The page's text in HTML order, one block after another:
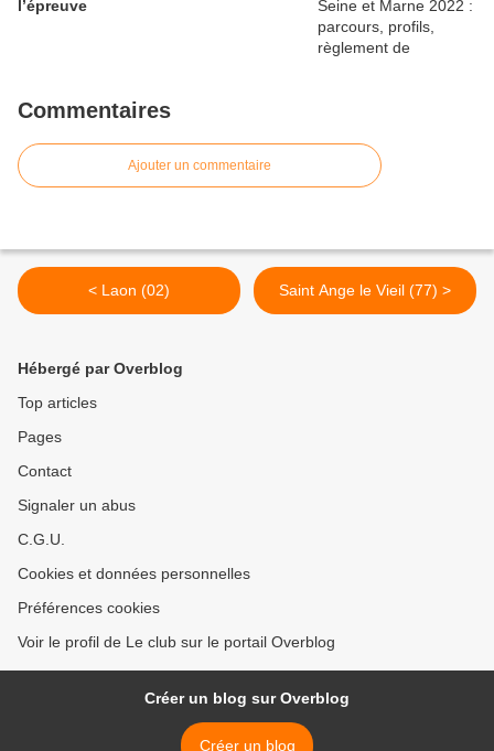
l’épreuve
Commentaires
Ajouter un commentaire
< Laon (02) Saint Ange le Vieil (77) >
Hébergé par Overblog
Top articles
Pages
Contact
Signaler un abus
C.G.U.
Cookies et données personnelles
Préférences cookies
Voir le profil de Le club sur le portail Overblog
Créer un blog sur Overblog
Créer un blog